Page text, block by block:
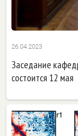
26.04.2023
Заседание
состоится 12 мая